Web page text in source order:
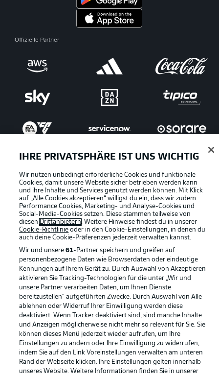
Offizielle Partner
Rechtliche Hinweise Voreinstellungen verwalten
Datenschutz Nutzungsbedingungen
Kontakt Jobs
Impressum Partner
Spieler Liveticker
AGB
IHRE PRIVATSPHÄRE IST UNS WICHTIG
Wir nutzen unbedingt erforderliche Cookies und funktionale
Cookies, damit unsere Website sicher betrieben werden kann
und ihre Inhalte und Services genutzt werden können. Mit Klick
auf „Alle Cookies akzeptieren“ willigst du ein, dass wir zudem
Performance Cookies, Marketing- und Analyse-Cookies und
Social-Media-Cookies setzen. Diese stammen teilweise von
diesen Drittanbietern. Weitere Hinweise findest du in unserer
Cookie-Richtlinie oder in den Cookie-Einstellungen, in denen du
auch deine Cookie-Präferenzen jederzeit verwalten kannst.
Wir und unsere61-Partner speichern und greifen auf
personenbezogene Daten wie Browserdaten oder eindeutige
Kennungen auf Ihrem Gerät zu. Durch Auswahl von Akzeptieren
aktivieren Sie Tracking-Technologien für die unter „Wir und
unsere Partner verarbeiten Daten, um Ihnen Dienste
bereitzustellen“ aufgeführten Zwecke. Durch Auswahl von Alle
ablehnen oder Widerruf Ihrer Einwilligung werden diese
deaktiviert. Wenn Tracker deaktiviert sind, sind manche Inhalte
und Anzeigen möglicherweise nicht mehr so relevant für Sie. Sie
können dieses Menü jederzeit wieder aufrufen, um Ihre
Einstellungen zu ändern oder Ihre Einwilligung zu widerrufen,
indem Sie auf den Link Voreinstellungen verwalten am unteren
Rand der Webseite klicken. Ihre Einstellungen gelten innerhalb
unseres Website. Weitere Informationen finden Sie in unserer